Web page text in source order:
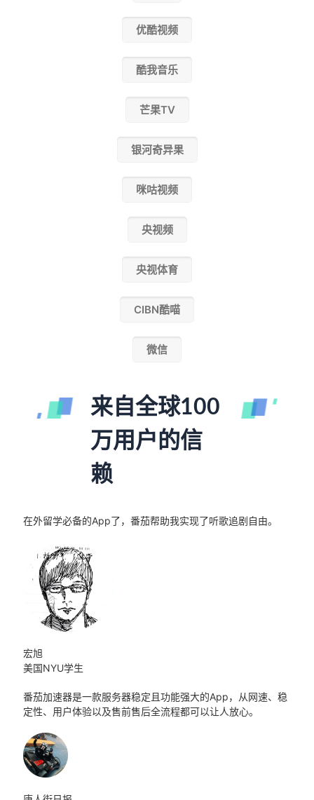
优酷视频
酷我音乐
芒果TV
银河奇异果
咪咕视频
央视频
央视体育
CIBN酷喵
微信
来自全球100
万用户的信
赖
在外留学必备的App了，番茄帮助我实现了听歌追剧自由。
宏旭
美国NYU学生
番茄加速器是一款服务器稳定且功能强大的App，从网速、稳
定性、用户体验以及售前售后全流程都可以让人放心。